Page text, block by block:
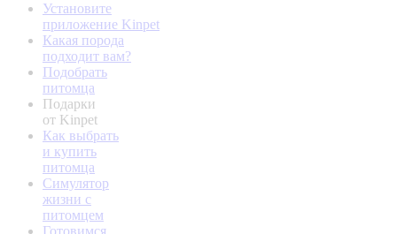
Установите
приложение Kinpet
Какая порода
подходит вам?
Подобрать
питомца
Подарки
от Kinpet
Как выбрать
и купить
питомца
Симулятор
жизни с
питомцем
Готовимся